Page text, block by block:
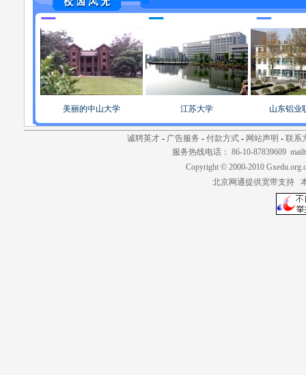
美丽的中山大学 江苏大学 山东铝业
诚聘英才- 广告服务 - 付款方式- 网站声明 - 联系
服务热线电话： 86-10-87839609
Copyright © 2000-2010
北京网通提供宽带支持